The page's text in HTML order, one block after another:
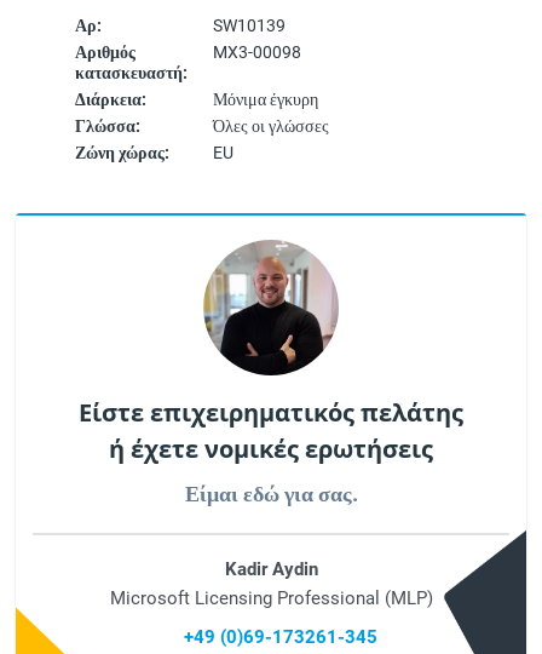
Αρ:
SW10139
Αριθμός
κατασκευαστή:
MX3-00098
Διάρκεια:
Μόνιμα έγκυρη
Γλώσσα:
Όλες οι γλώσσες
Ζώνη χώρας:
EU
Είστε επιχειρηματικός πελάτης
ή έχετε νομικές ερωτήσεις
Είμαι εδώ για σας.
Kadir Aydin
Microsoft Licensing Professional (MLP)
+49 (0)69-173261-345